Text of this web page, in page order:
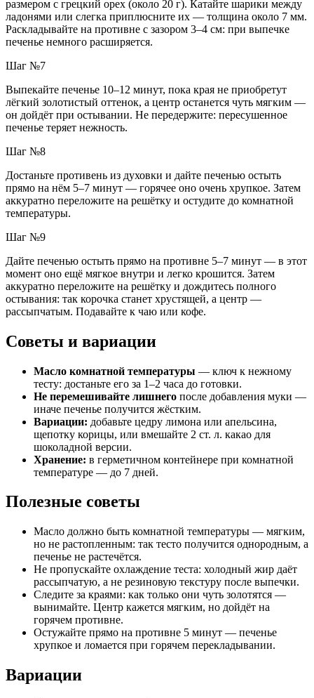
размером с грецкий орех (около 20 г). Катайте шарики между
ладонями или слегка приплюсните их — толщина около 7 мм.
Раскладывайте на противне с зазором 3–4 см: при выпечке
печенье немного расширяется.
Шаг №7
Выпекайте печенье 10–12 минут, пока края не приобретут
лёгкий золотистый оттенок, а центр останется чуть мягким —
он дойдёт при остывании. Не передержите: пересушенное
печенье теряет нежность.
Шаг №8
Достаньте противень из духовки и дайте печенью остыть
прямо на нём 5–7 минут — горячее оно очень хрупкое. Затем
аккуратно переложите на решётку и остудите до комнатной
температуры.
Шаг №9
Дайте печенью остыть прямо на противне 5–7 минут — в этот
момент оно ещё мягкое внутри и легко крошится. Затем
аккуратно переложите на решётку и дождитесь полного
остывания: так корочка станет хрустящей, а центр —
рассыпчатым. Подавайте к чаю или кофе.
Советы и вариации
Масло комнатной температуры — ключ к нежному
тесту: достаньте его за 1–2 часа до готовки.
Не перемешивайте лишнего после добавления муки —
иначе печенье получится жёстким.
Вариации: добавьте цедру лимона или апельсина,
щепотку корицы, или вмешайте 2 ст. л. какао для
шоколадной версии.
Хранение: в герметичном контейнере при комнатной
температуре — до 7 дней.
Полезные советы
Масло должно быть комнатной температуры — мягким,
но не растопленным: так тесто получится однородным, а
печенье не растечётся.
Не пропускайте охлаждение теста: холодный жир даёт
рассыпчатую, а не резиновую текстуру после выпечки.
Следите за краями: как только они чуть золотятся —
вынимайте. Центр кажется мягким, но дойдёт на
горячем противне.
Остужайте прямо на противне 5 минут — печенье
хрупкое и ломается при горячем перекладывании.
Вариации